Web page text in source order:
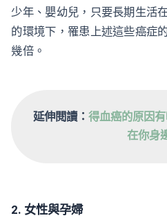
少年、嬰幼兒，只要長期生活
的環境下，罹患上述這些癌症
幾倍。
延伸閱讀： 得血癌的原因
在你身
2. 女性與孕婦